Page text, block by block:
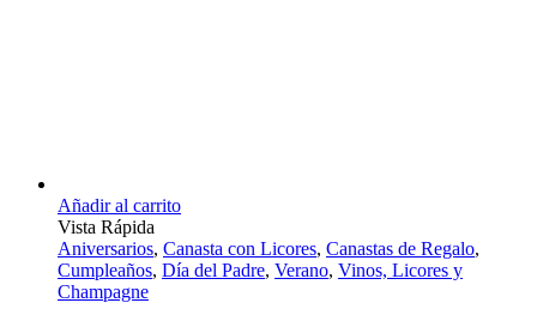
Añadir al carrito
Vista Rápida
Aniversarios, Canasta con Licores, Canastas de Regalo,
Cumpleaños, Día del Padre, Verano, Vinos, Licores y
Champagne